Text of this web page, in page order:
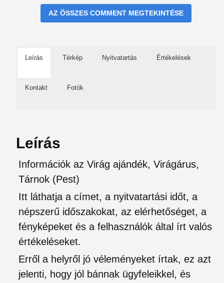
AZ ÖSSZES COMMENT MEGTEKINTÉSE
Leírás Térkép Nyitvatartás Értékelések
Kontakt Fotók
Leírás
Információk az Virág ajándék, Virágárus,
Tárnok (Pest)
Itt láthatja a címet, a nyitvatartási időt, a
népszerű időszakokat, az elérhetőséget, a
fényképeket és a felhasználók által írt valós
értékeléseket.
Erről a helyről jó véleményeket írtak, ez azt
jelenti, hogy jól bánnak ügyfeleikkel, és